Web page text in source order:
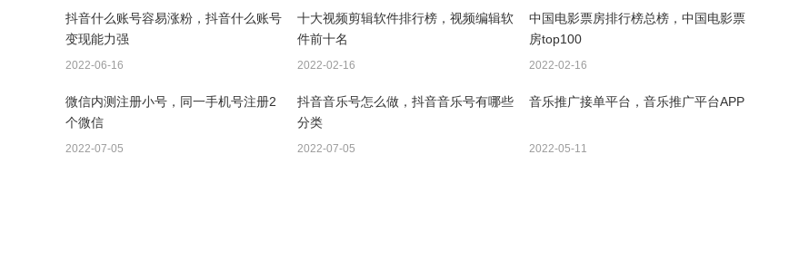
抖音什么账号容易涨粉，抖音什么账号
变现能力强
2022-06-16
十大视频剪辑软件排行榜，视频编辑软
件前十名
2022-02-16
中国电影票房排行榜总榜，中国电影票
房top100
2022-02-16
微信内测注册小号，同一手机号注册2
个微信
2022-07-05
抖音音乐号怎么做，抖音音乐号有哪些
分类
2022-07-05
音乐推广接单平台，音乐推广平台APP
2022-05-11